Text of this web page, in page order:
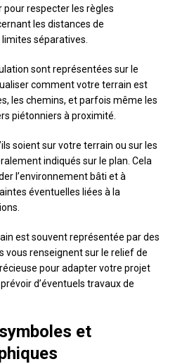
respecter les règles
les distances de
séparatives.
sont représentées sur le
comment votre terrain est
les chemins, et parfois même les
piétonniers à proximité.
soient sur votre terrain ou sur les
indiqués sur le plan. Cela
l’environnement bâti et à
éventuelles liées à la
est souvent représentée par des
vous renseignent sur le relief de
pour adapter votre projet
d’éventuels travaux de
et